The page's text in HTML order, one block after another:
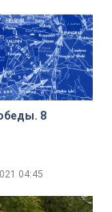
8
04:45